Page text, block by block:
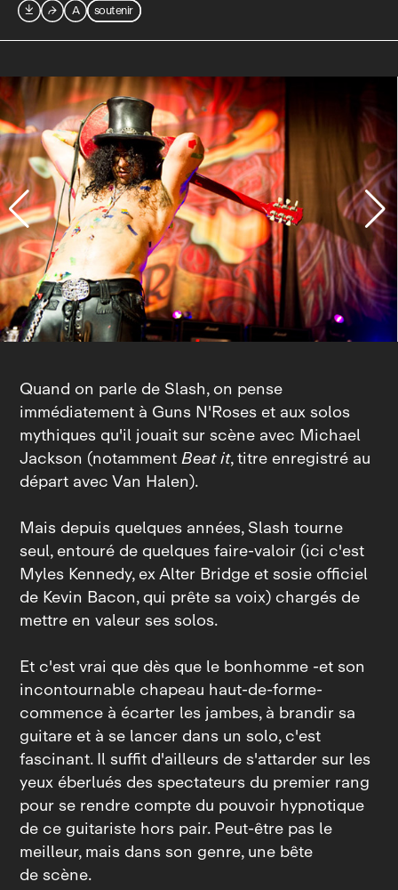

⮫ A soutenir
Quand on parle de Slash, on pense
immédiatement à Guns N'Roses et aux solos
mythiques qu'il jouait sur scène avec Michael
Jackson (notammentBeat it, titre enregistré au
départ avec Van Halen).
Mais depuis quelques années, Slash tourne
seul, entouré de quelques faire‑valoir (ici c'est
Myles Kennedy, ex Alter Bridge et sosie officiel
de Kevin Bacon, qui prête sa voix) chargés de
mettre en valeur ses solos.
Et c'est vrai que dès que le bonhomme ‑et son
incontournable chapeau haut‑de‑forme‑
commence à écarter les jambes, à brandir sa
guitare et à se lancer dans un solo, c'est
fascinant. Il suffit d'ailleurs de s'attarder sur les
yeux éberlués des spectateurs du premier rang
pour se rendre compte du pouvoir hypnotique
de ce guitariste hors pair. Peut‑être pas le
meilleur, mais dans son genre, une bête
de scène.